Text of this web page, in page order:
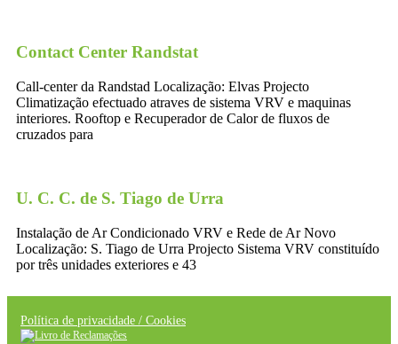
Contact Center Randstat
Call-center da Randstad Localização: Elvas Projecto
Climatização efectuado atraves de sistema VRV e maquinas
interiores. Rooftop e Recuperador de Calor de fluxos de
cruzados para
U. C. C. de S. Tiago de Urra
Instalação de Ar Condicionado VRV e Rede de Ar Novo
Localização: S. Tiago de Urra Projecto Sistema VRV constituído
por três unidades exteriores e 43
Política de privacidade / Cookies